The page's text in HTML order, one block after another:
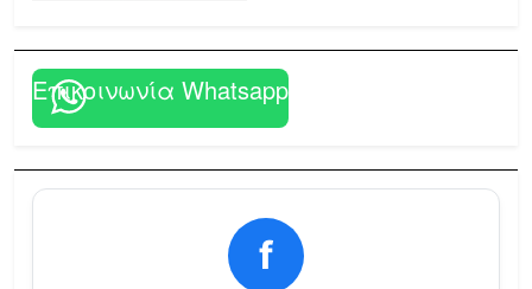
Επικοινωνία Whatsapp
f